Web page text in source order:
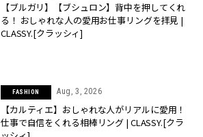
【ブルガリ】【ブシュロン】背中を押してくれ
る！ おしゃれな人の愛用お仕事リングを拝見 |
CLASSY.[クラッシィ]
FASHION Aug, 3, 2026
【カルティエ】おしゃれな人がリアルに愛用！
仕事で自信をくれる相棒リング | CLASSY.[クラ